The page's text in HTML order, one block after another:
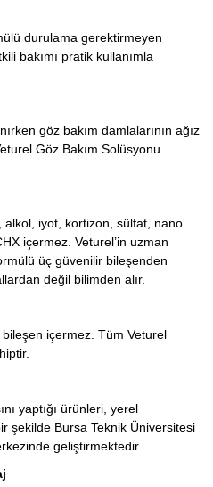
durulama gerektirmeyen
bakımı pratik kullanımla
göz bakım damlalarının ağız
Göz Bakım Solüsyonu
iyot, kortizon, sülfat, nano
içermez. Veturel’in uzman
üç güvenilir bileşenden
değil bilimden alır.
içermez. Tüm Veturel
yaptığı ürünleri, yerel
şekilde Bursa Teknik Üniversitesi
geliştirmektedir.